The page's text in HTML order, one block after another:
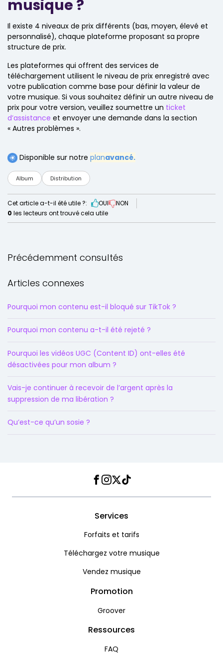
musique ?
Il existe 4 niveaux de prix différents (bas, moyen, élevé et
personnalisé), chaque plateforme proposant sa propre
structure de prix.
Les plateformes qui offrent des services de
téléchargement utilisent le niveau de prix enregistré avec
votre publication comme base pour définir la valeur de
votre musique. Si vous souhaitez définir un autre niveau de
prix pour votre version, veuillez soumettre un ticket
d’assistance et envoyer une demande dans la section
« Autres problèmes ».
Disponible sur notre planavancé.
Album Distribution
Cet article a-t-il été utile ?: OUI
NON
0 les lecteurs ont trouvé cela utile
Précédemment consultés
Articles connexes
Pourquoi mon contenu est-il bloqué sur TikTok ?
Pourquoi mon contenu a-t-il été rejeté ?
Pourquoi les vidéos UGC (Content ID) ont-elles été
désactivées pour mon album ?
Vais-je continuer à recevoir de l’argent après la
suppression de ma libération ?
Qu’est-ce qu’un sosie ?
Facebook
Instagram
Twitter
TikTok
Services
Forfaits et tarifs
Téléchargez votre musique
Vendez musique
Promotion
Groover
Ressources
FAQ